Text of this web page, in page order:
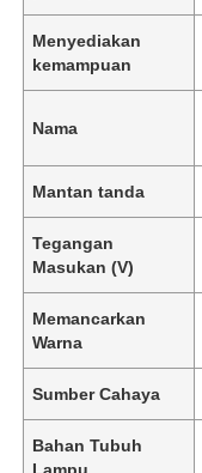
Menyediakan
kemampuan
Nama
Mantan tanda
Tegangan
Masukan (V)
Memancarkan
Warna
Sumber Cahaya
Bahan Tubuh
Lampu